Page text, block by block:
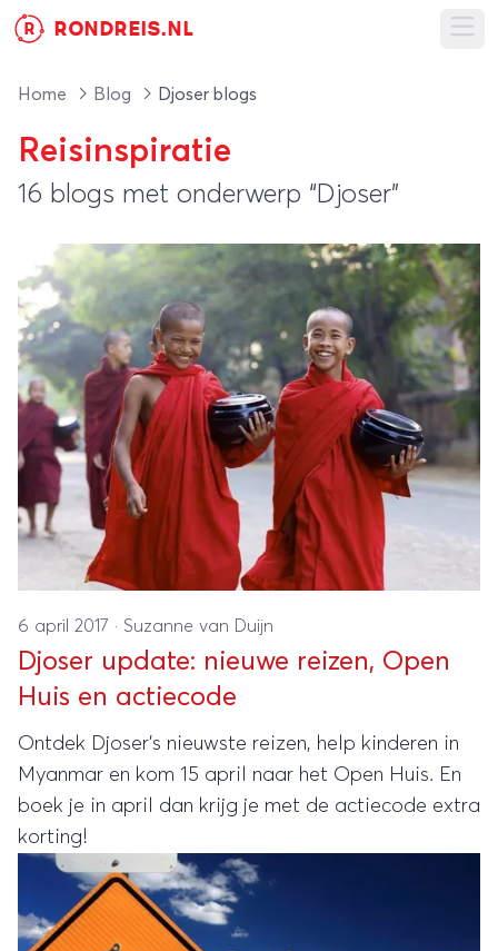
R RONDREIS.NL
Home Blog Djoser blogs
Reisinspiratie
16 blogs met onderwerp “Djoser”
6 april 2017 · Suzanne van Duijn
Djoser update: nieuwe reizen, Open
Huis en actiecode
Ontdek Djoser’s nieuwste reizen, help kinderen in
Myanmar en kom 15 april naar het Open Huis. En
boek je in april dan krijg je met de actiecode extra
korting!